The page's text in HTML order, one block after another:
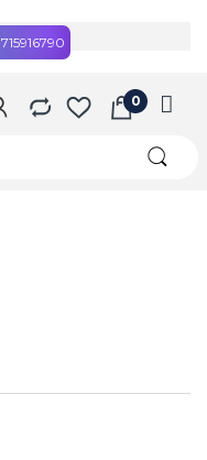
715916790